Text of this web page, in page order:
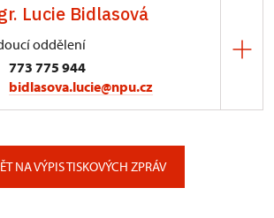
3
Lucie Bidlasová
oddělení
773 775 944
bidlasova.lucie@npu.cz
NA VÝPIS TISKOVÝCH ZPRÁV